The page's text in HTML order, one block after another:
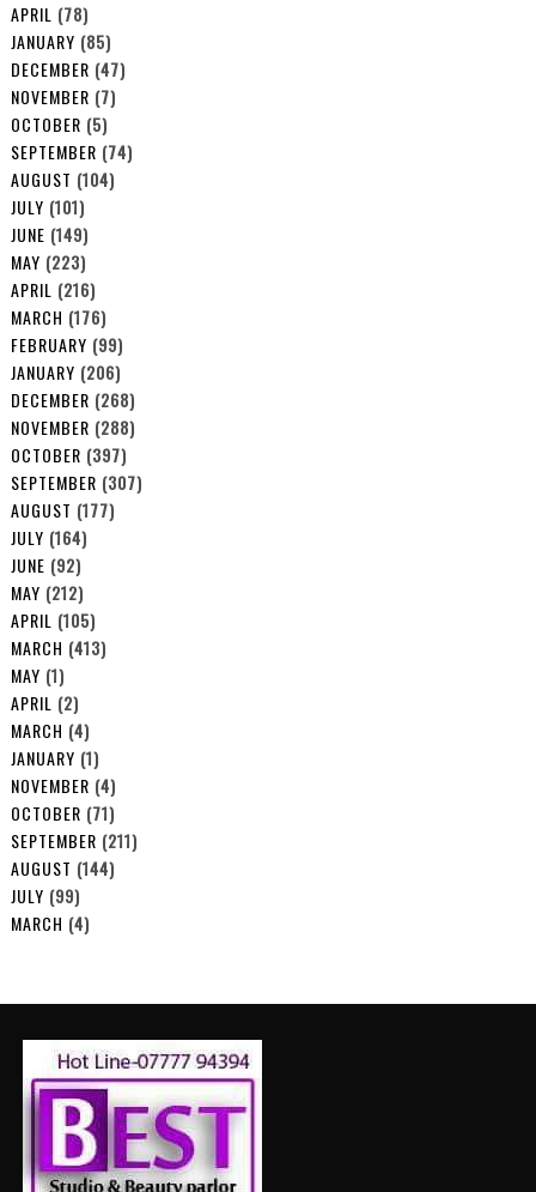
APRIL (78)
JANUARY (85)
DECEMBER (47)
NOVEMBER (7)
OCTOBER (5)
SEPTEMBER (74)
AUGUST (104)
JULY (101)
JUNE (149)
MAY (223)
APRIL (216)
MARCH (176)
FEBRUARY (99)
JANUARY (206)
DECEMBER (268)
NOVEMBER (288)
OCTOBER (397)
SEPTEMBER (307)
AUGUST (177)
JULY (164)
JUNE (92)
MAY (212)
APRIL (105)
MARCH (413)
MAY (1)
APRIL (2)
MARCH (4)
JANUARY (1)
NOVEMBER (4)
OCTOBER (71)
SEPTEMBER (211)
AUGUST (144)
JULY (99)
MARCH (4)